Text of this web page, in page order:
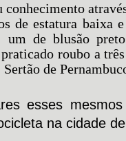
de estatura baixa
um de blusão
roubo a
de
esses
na cidade